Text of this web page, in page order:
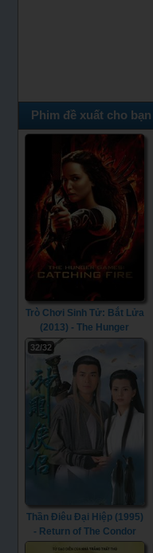
Phim đề xuất cho bạn
Trò Chơi Sinh Tử: Bắt Lửa
(2013) - The Hunger
Games: Catching Fire
(2013)
32/32
Thần Điêu Đại Hiệp (1995)
- Return of The Condor
Heroes (1995)